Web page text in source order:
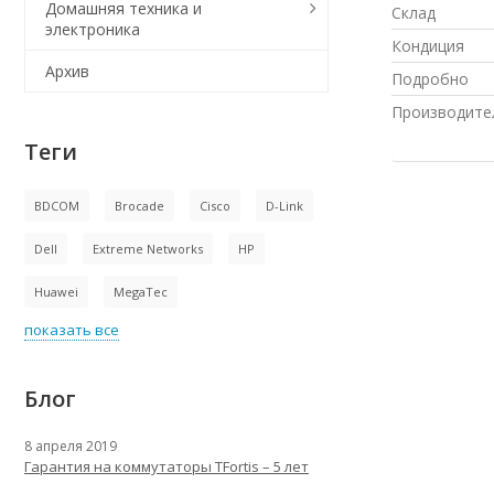
Склад
Кондиция
Подробно
Домашняя техника и
электроника
Архив
Теги
BDCOM Brocade Cisco D-Link
Dell Extreme Networks HP
Huawei MegaTec
показать все
Блог
8 апреля 2019
Гарантия на коммутаторы TFortis – 5 лет